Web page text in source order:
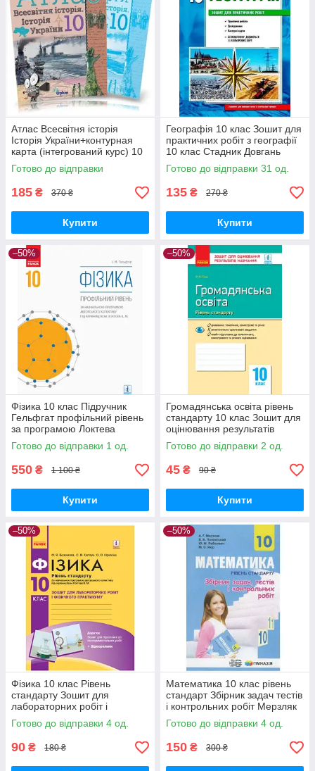
Атлас Всесвітня історія
Історія України+контурная
карта (інтегрований курс) 10
клас Щупак укр мова вид
Оріон
Готово до відправки
185 ₴ 370 ₴
Купити
Географія 10 клас Зошит для
практичних робіт з географії
10 клас Стадник Довгань
РАНОК Навчальна література
Готово до відправки 31 од.
135 ₴ 270 ₴
Купити
–50%
Фізика 10 клас Підручник
Гельфгат профільний рівень
за програмою Локтева
вид.Ранок 2018р
Готово до відправки 1 од.
550 ₴ 1 100 ₴
Купити
–50%
Громадянська освіта рівень
стандарту 10 клас Зошит для
оцінювання результатів
навчання Гісем О, РАНОК
Готово до відправки 2 од.
45 ₴ 90 ₴
Купити
–50%
Фізика 10 клас Рівень
стандарту Зошит для
лабораторних робіт і
фізичного практикуму
Божинова РАНОК
Готово до відправки 4 од.
90 ₴ 180 ₴
–50%
Математика 10 клас рівень
стандарт Збірник задач тестів
і контрольних робіт Мерзляк
Гімназія
Готово до відправки 4 од.
150 ₴ 300 ₴